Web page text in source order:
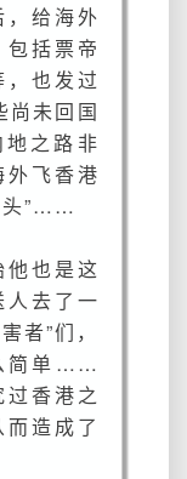
给海外
括票帝
也发过
尚未回国
之路非
飞香港
头”……
也是这
去了一
者”们，
简单……
香港之
造成了